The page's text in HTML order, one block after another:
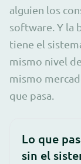
alguien los
software. Y la
tiene el
mismo nivel
mismo
que pasa.
Lo que
sin el